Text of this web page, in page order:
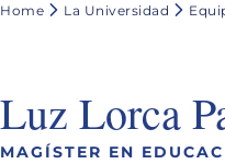
Home La Universidad
Luz Lorca
MAGÍSTER EN